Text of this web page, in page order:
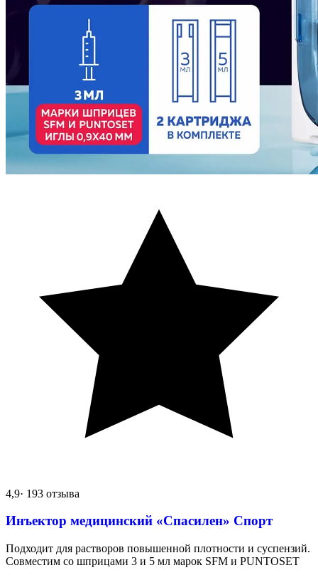
4,9· 193 отзыва
Инъектор медицинский «Спасилен» Спорт
Подходит для растворов повышенной плотности и суспензий.
Совместим со шприцами 3 и 5 мл марок SFM и PUNTOSET